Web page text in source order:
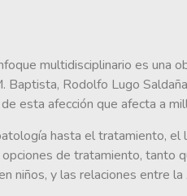
multidisciplinario es una
Baptista, Rodolfo Lugo
esta afección que afecta a
hasta el tratamiento,
de tratamiento, tanto
niños, y las relaciones entre